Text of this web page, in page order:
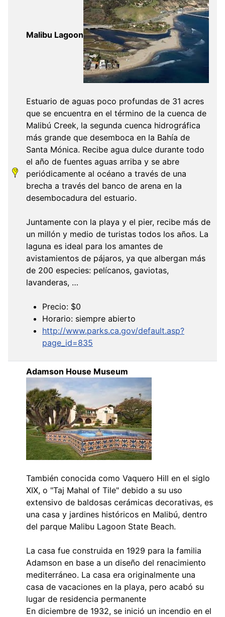
Malibu Lagoon
Estuario de aguas poco profundas de 31 acres
que se encuentra en el término de la cuenca de
Malibú Creek, la segunda cuenca hidrográfica
más grande que desemboca en la Bahía de
Santa Mónica. Recibe agua dulce durante todo
el año de fuentes aguas arriba y se abre
periódicamente al océano a través de una
brecha a través del banco de arena en la
desembocadura del estuario.
Juntamente con la playa y el pier, recibe más de
un millón y medio de turistas todos los años. La
laguna es ideal para los amantes de
avistamientos de pájaros, ya que albergan más
de 200 especies: pelícanos, gaviotas,
lavanderas, …
Precio: $0
Horario: siempre abierto
http://www.parks.ca.gov/default.asp?
page_id=835
Adamson House Museum
También conocida como Vaquero Hill en el siglo
XIX, o "Taj Mahal of Tile" debido a su uso
extensivo de baldosas cerámicas decorativas, es
una casa y jardines históricos en Malibú, dentro
del parque Malibu Lagoon State Beach.
La casa fue construida en 1929 para la familia
Adamson en base a un diseño del renacimiento
mediterráneo. La casa era originalmente una
casa de vacaciones en la playa, pero acabó su
lugar de residencia permanente
En diciembre de 1932, se inició un incendio en el